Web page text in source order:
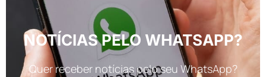
NOTÍCIAS PELO WHATSAPP?
Quer receber notícias pelo seu WhatsApp?